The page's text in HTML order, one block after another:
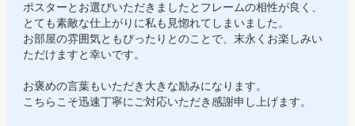
ポスターとお選びいただきましたとフレームの相性が良く、
とても素敵な仕上がりに私も見惚れてしまいました。
お部屋の雰囲気ともぴったりとのことで、末永くお楽しみい
ただけますと幸いです。
お褒めの言葉もいただき大きな励みになります。
こちらこそ迅速丁寧にご対応いただき感謝申し上げます。